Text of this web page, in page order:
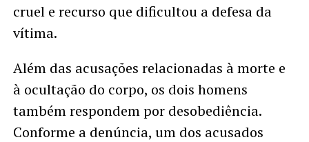
cruel e recurso que dificultou a defesa da
vítima.
Além das acusações relacionadas à morte e
à ocultação do corpo, os dois homens
também respondem por desobediência.
Conforme a denúncia, um dos acusados